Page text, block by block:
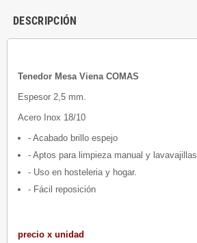
DESCRIPCIÓN
Tenedor Mesa Viena COMAS
Espesor 2,5 mm.
Acero Inox 18/10
- Acabado brillo espejo
- Aptos para limpieza manual y lavavajillas
- Uso en hosteleria y hogar.
- Fácil reposición
precio x unidad